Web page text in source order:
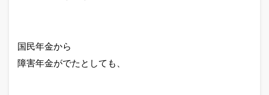
国民年金から
障害年金がでたとしても、